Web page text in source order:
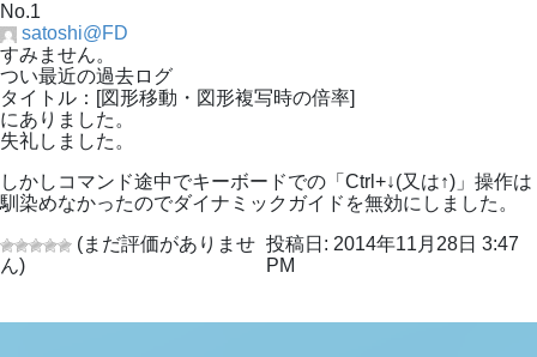
No.1
satoshi@FD
すみません。
つい最近の過去ログ
タイトル：[図形移動・図形複写時の倍率]
にありました。
失礼しました。
しかしコマンド途中でキーボードでの「Ctrl+↓(又は↑)」操作は
馴染めなかったのでダイナミックガイドを無効にしました。
(まだ評価がありませ
ん)
投稿日: 2014年11月28日 3:47
PM